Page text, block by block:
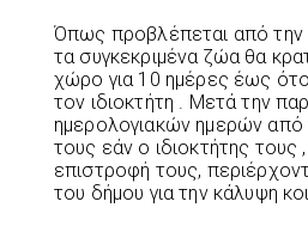
Όπως προβλέπεται από την
τα συγκεκριμένα ζώα θα
χώρο για 10 ημέρες έως
τον ιδιοκτήτη . Μετά την
ημερολογιακών ημερών από
τους εάν ο ιδιοκτήτης τους
επιστροφή τους,
του δήμου για την κάλυψη